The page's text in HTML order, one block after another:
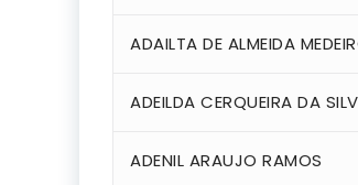
ADAILTA DE ALMEIDA
ADEILDA CERQUEIRA DA
ADENIL ARAUJO RAMOS